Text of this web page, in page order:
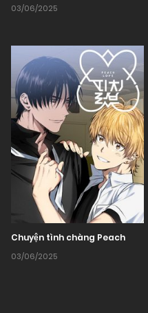
03/06/2025
Chuyện tình chàng Peach
03/06/2025